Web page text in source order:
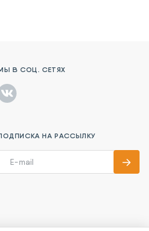
В СОЦ. СЕТЯХ
НА РАССЫЛКУ